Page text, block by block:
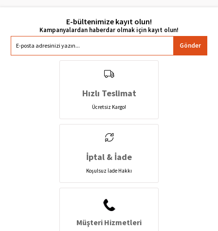
E-bültenimize kayıt olun!
Gönder
Hızlı Teslimat
Ücretsiz Kargo!
İptal & İade
Koşulsuz İade Hakkı
Müşteri Hizmetleri